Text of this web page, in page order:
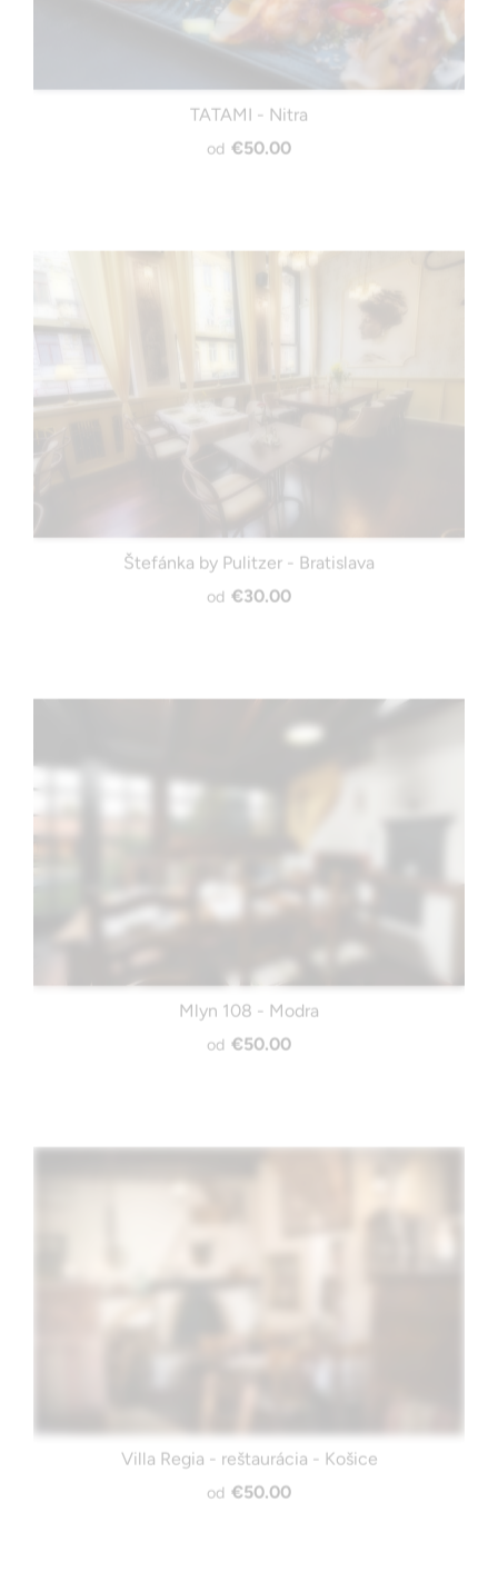
od €50.00
Štefánka by Pulitzer - Bratislava
od €30.00
Mlyn 108 - Modra
od €50.00
od €50.00